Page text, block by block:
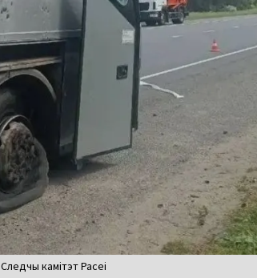
камітэт Расеі